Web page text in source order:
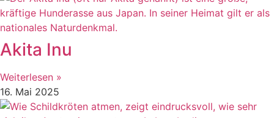
Akita Inu
Weiterlesen »
16. Mai 2025